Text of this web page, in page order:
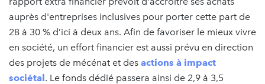
auprès d'entreprises inclusives pour porter cette part de
28 à 30 % d’ici à deux ans. Afin de favoriser le mieux vivre
en société, un effort financier est aussi prévu en direction
des projets de mécénat et des actions à impact
sociétal. Le fonds dédié passera ainsi de 2,9 à 3,5